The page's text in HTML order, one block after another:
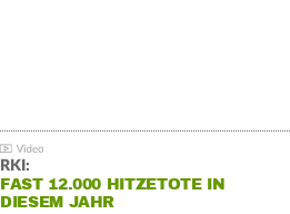
RKI:
FAST 12.000 HITZETOTE IN
DIESEM JAHR